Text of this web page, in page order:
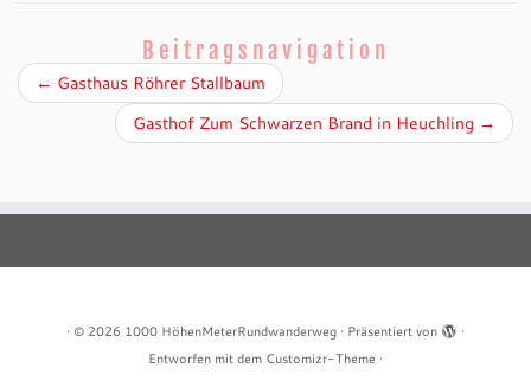
Beitragsnavigation
← Gasthaus Röhrer Stallbaum
Gasthof Zum Schwarzen Brand in Heuchling →
· © 2026 1000 HöhenMeterRundwanderweg · Präsentiert von
·
Entworfen mit dem Customizr-Theme ·